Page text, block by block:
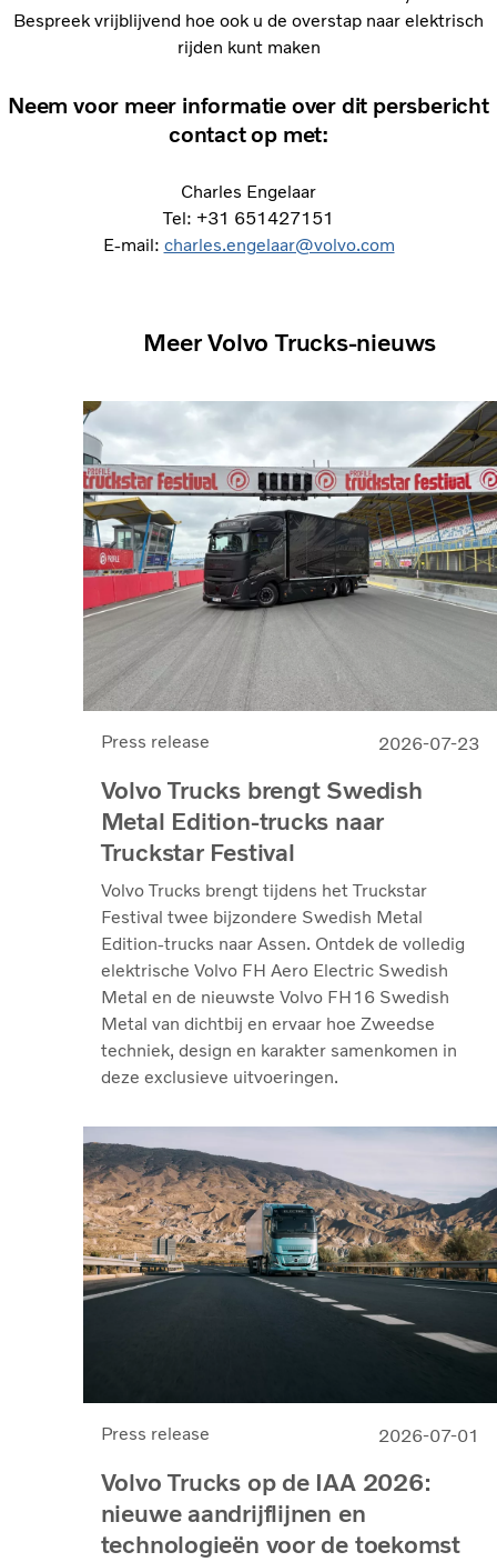
Bespreek vrijblijvend hoe ook u de overstap naar elektrisch
rijden kunt maken
Neem voor meer informatie over dit persbericht
contact op met:
Charles Engelaar
Tel: +31 651427151
E-mail: charles.engelaar@volvo.com
Meer Volvo Trucks-nieuws
Press release 2026-07-23
Volvo Trucks brengt Swedish
Metal Edition-trucks naar
Truckstar Festival
Volvo Trucks brengt tijdens het Truckstar
Festival twee bijzondere Swedish Metal
Edition-trucks naar Assen. Ontdek de volledig
elektrische Volvo FH Aero Electric Swedish
Metal en de nieuwste Volvo FH16 Swedish
Metal van dichtbij en ervaar hoe Zweedse
techniek, design en karakter samenkomen in
deze exclusieve uitvoeringen.
Press release 2026-07-01
Volvo Trucks op de IAA 2026:
nieuwe aandrijflijnen en
technologieën voor de toekomst